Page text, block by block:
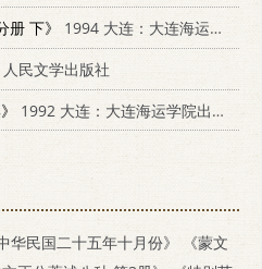
册 下》
1994 大连：大连海运学院出版社 7563207058
民文学出版社
1992 大连：大连海运学院出版社 756320380X
华民国二十五年十月份》
《蒙文